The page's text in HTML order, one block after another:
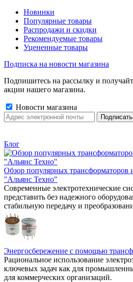
Новинки
Популярные товары
Распродажи и скидки
Рекомендуемые товары
Уцененные товары
Подписка на новости магазина
Подпишитесь на рассылку и
акции нашего магазина.
Новости магазина
Блог
Обзор популярных трансформаторов
"Альянс Техно"
Современные электротехнические
представить без надежного
стабильную передачу и
Энергосбережение с помощью
Рациональное использование
ключевых задач как для
для коммерческих организаций.